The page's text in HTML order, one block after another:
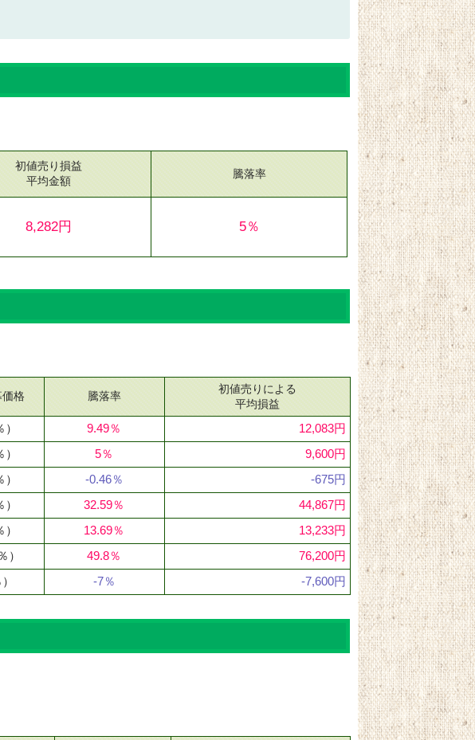
初値売り損益
平均金額
8,282円
騰落率
5％
価格 騰落率
初値売りによる
平均損益
） 9.49％
12,083円
） 5％
9,600円
） -0.46％
-675円
） 32.59％
44,867円
） 13.69％
13,233円
） 49.8％
76,200円
-7％ -7,600円